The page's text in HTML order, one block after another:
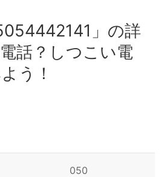
」の詳
話？しつこい電
う！
050